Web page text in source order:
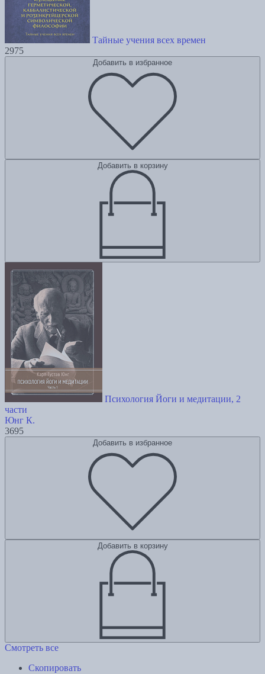
Тайные учения всех времен
2975
Добавить в избранное
Добавить в корзину
Психология Йоги и медитации, 2
части
Юнг К.
3695
Добавить в избранное
Добавить в корзину
Смотреть все
Скопировать